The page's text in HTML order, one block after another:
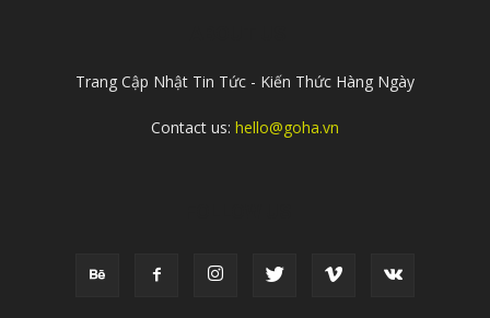
Trang Cập Nhật Tin Tức - Kiến Thức Hàng Ngày
Contact us: hello@goha.vn